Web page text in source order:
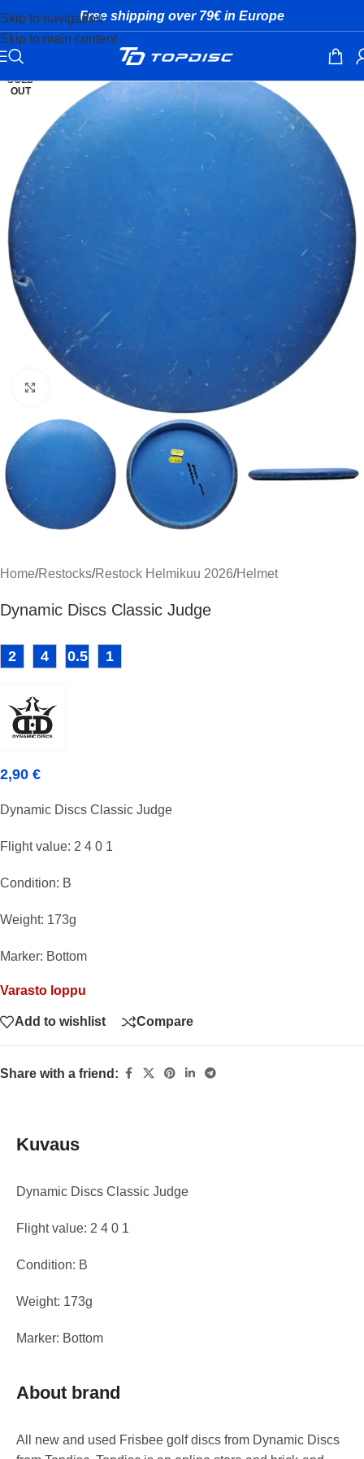
Skip to navigation
Skip to main content
Free shipping over 79€ in Europe
SOLD
OUT
Click to enlarge
Home/Restocks/Restock Helmikuu 2026/Helmet
Dynamic Discs Classic Judge
2 4 0.5 1
2,90 €
Dynamic Discs Classic Judge
Flight value: 2 4 0 1
Condition: B
Weight: 173g
Marker: Bottom
Varasto loppu
Add to wishlist Compare
Share with a friend:
Kuvaus
Dynamic Discs Classic Judge
Flight value: 2 4 0 1
Condition: B
Weight: 173g
Marker: Bottom
About brand
All new and used Frisbee golf discs from Dynamic Discs